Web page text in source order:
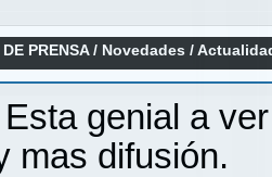
PRENSA/ Novedades /
genial a
mas difusión.